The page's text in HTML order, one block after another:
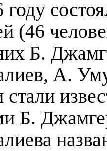
году
(46
Б.
А.
стали
Б.